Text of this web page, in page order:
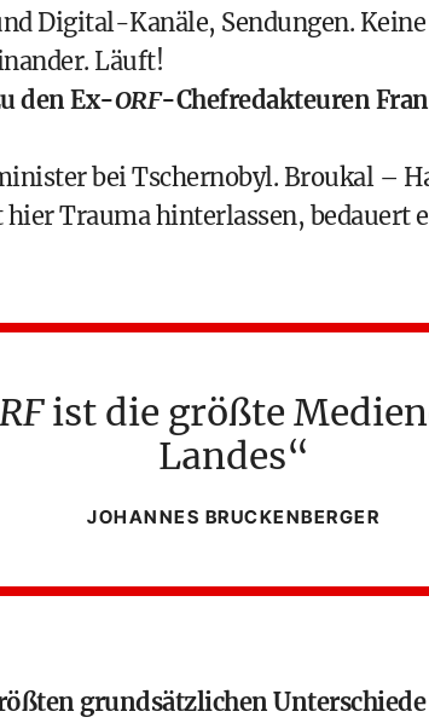
Digital-Kanäle, Sendungen.
Läuft!
den Ex-ORF-Chefredakteuren
bei Tschernobyl. Broukal –
Trauma hinterlassen, bedauert
ist die größte
Landes
JOHANNES BRUCKENBERGER
grundsätzlichen